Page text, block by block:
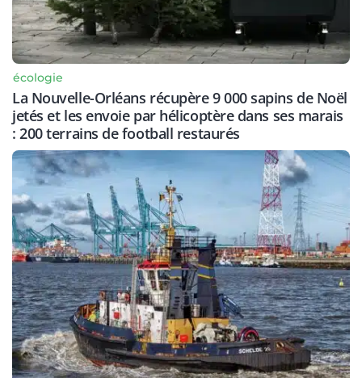
écologie
La Nouvelle-Orléans récupère 9 000 sapins de Noël
jetés et les envoie par hélicoptère dans ses marais
: 200 terrains de football restaurés